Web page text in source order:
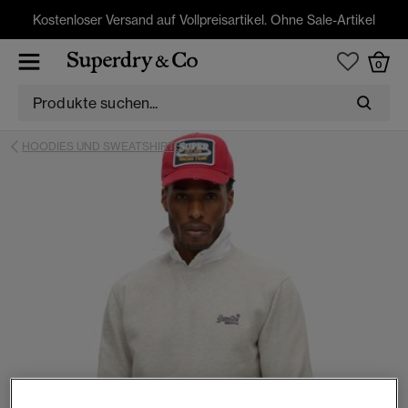
Kostenloser Versand auf Vollpreisartikel. Ohne Sale-Artikel
0
HOODIES UND SWEATSHIRTS